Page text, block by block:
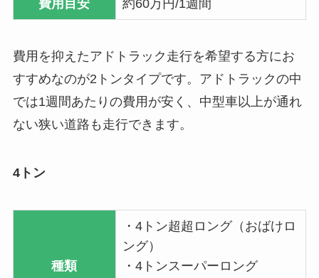
費用目安 約60万円/1週間
費用を抑えたアドトラック走行を希望する方にお
すすめなのが2トンタイプです。アドトラックの中
では1週間あたりの費用が安く、中型車以上が通れ
ない狭い道路も走行できます。
4トン
種類
・4トン超超ロング（おばけロ
ング）
・4トンスーパーロング